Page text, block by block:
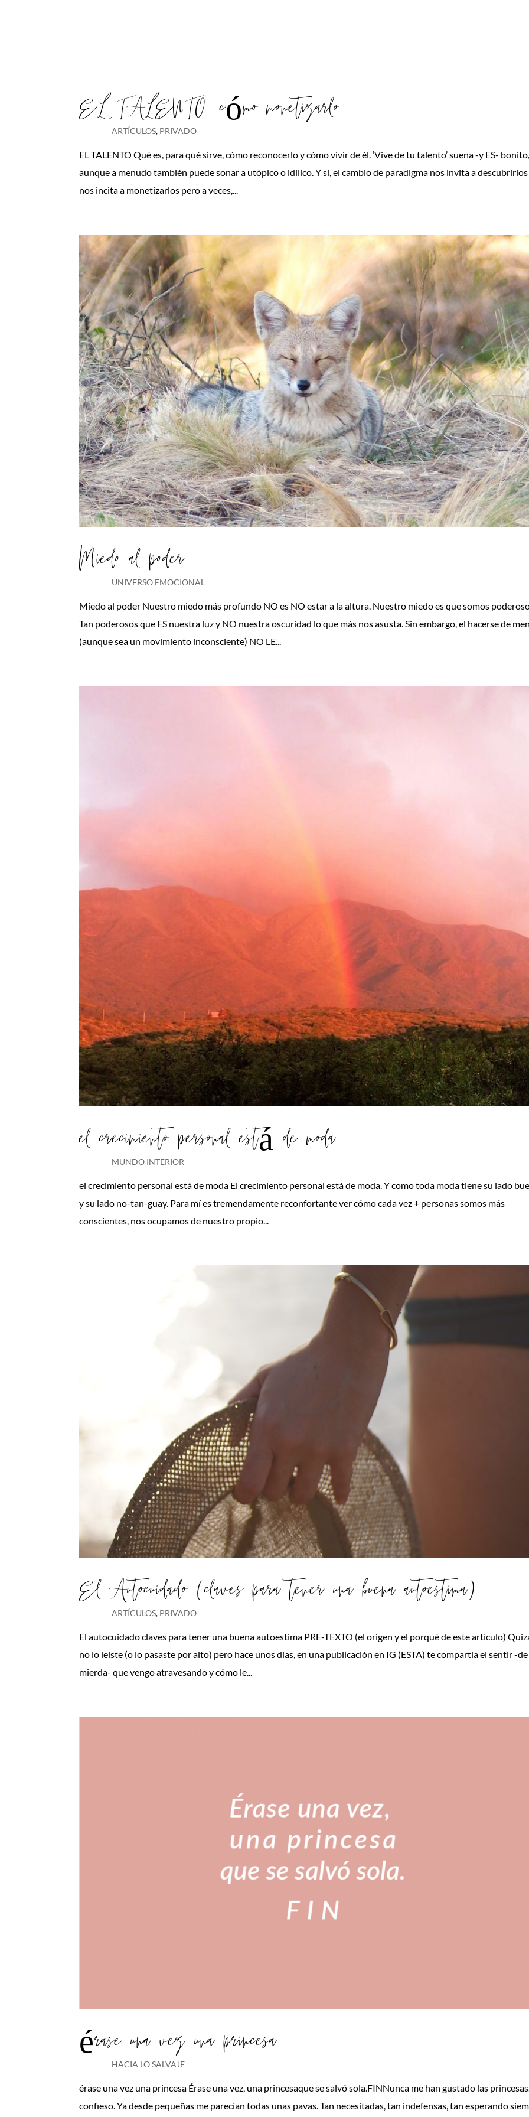
EL TALENTO: cómo monetizarlo
ARTÍCULOS, PRIVADO
EL TALENTO Qué es, para qué sirve, cómo reconocerlo y cómo vivir de él. ‘Vive de tu talento’ suena -y ES-
aunque a menudo también puede sonar a utópico o idílico. Y sí, el cambio de paradigma nos invita a
nos incita a monetizarlos pero a veces,...
Miedo al poder
UNIVERSO EMOCIONAL
Miedo al poder Nuestro miedo más profundo NO es NO estar a la altura. Nuestro miedo es que somos
Tan poderosos que ES nuestra luz y NO nuestra oscuridad lo que más nos asusta. Sin embargo, el hacerse de
(aunque sea un movimiento inconsciente) NO LE...
el crecimiento personal está de moda
MUNDO INTERIOR
el crecimiento personal está de moda El crecimiento personal está de moda. Y como toda moda tiene su lado
y su lado no-tan-guay. Para mí es tremendamente reconfortante ver cómo cada vez + personas somos más
conscientes, nos ocupamos de nuestro propio...
El Autocuidado (claves para tener una buena autoestima)
ARTÍCULOS, PRIVADO
El autocuidado claves para tener una buena autoestima PRE-TEXTO (el origen y el porqué de este artículo)
no lo leíste (o lo pasaste por alto) pero hace unos días, en una publicación en IG (ESTA) te compartía el sentir -de
mierda- que vengo atravesando y cómo le...
érase una vez una princesa
HACIA LO SALVAJE
érase una vez una princesa Érase una vez, una princesaque se salvó sola.FINNunca me han gustado las
confieso. Ya desde pequeñas me parecían todas unas pavas. Tan necesitadas, tan indefensas, tan esperando